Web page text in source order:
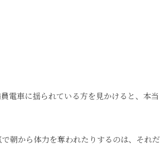
電車に揺られている方を見かけると、本当
朝から体力を奪われたりするのは、それだ